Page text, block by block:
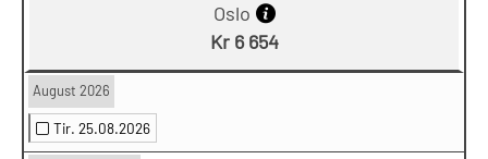
Oslo
Kr 6 654
August 2026
Tir. 25.08.2026